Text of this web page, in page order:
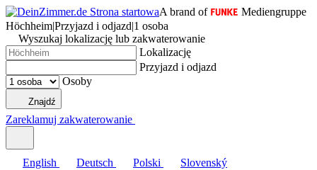
A brand of
Mediengruppe
Höchheim|Przyjazd i odjazd|1 osoba
Wyszukaj lokalizację lub zakwaterowanie
Lokalizację
Przyjazd i odjazd
Osoby
Znajdź
Zareklamuj zakwaterowanie
English Deutsch Polski Slovenský